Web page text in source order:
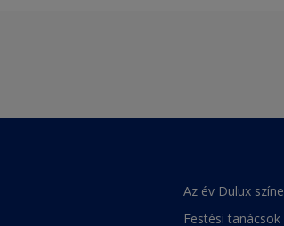
Az év Dulux színe
Festési tanácsok